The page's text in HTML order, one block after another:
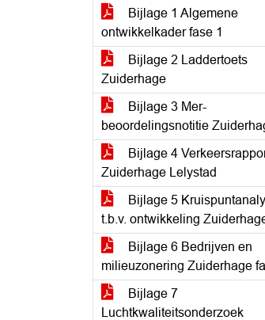
Bijlage 1 Algemene
ontwikkelkader fase 1
Bijlage 2 Laddertoets
Zuiderhage
Bijlage 3 Mer-
beoordelingsnotitie
Bijlage 4
Zuiderhage Lelystad
Bijlage 5
t.b.v. ontwikkeling
Bijlage 6 Bedrijven en
milieuzonering Zuiderhage
Bijlage 7
Luchtkwaliteitsonderzoek